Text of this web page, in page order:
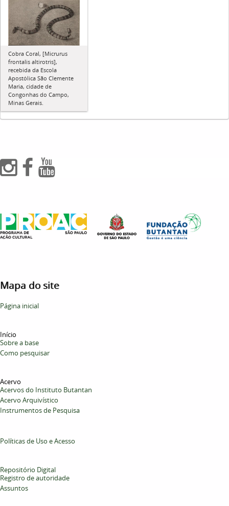
Cobra Coral, [Micrurus
frontalis altirotris],
recebida da Escola
Apostólica São Clemente
Maria, cidade de
Congonhas do Campo,
Minas Gerais.
Mapa do site
Página inicial
Início
Sobre a base
Como pesquisar
Acervo
Acervos do Instituto Butantan
Acervo Arquivístico
Instrumentos de Pesquisa
Políticas de Uso e Acesso
Repositório Digital
Registro de autoridade
Assuntos